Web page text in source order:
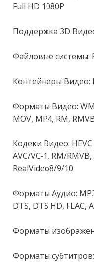
Full НD 1080Р
Поддержка 3D
Файловые системы:
Контейнеры Видео:
Форматы Видео:
МОV, МР4, RМ, RМVВ,
Кодеки Видео:
АVС/VС-1, RМ/RМVВ,
RеаlVidео8/9/10
Форматы Аудио:
DТS, DТS НD, FLАС,
Форматы
Форматы субтитров: